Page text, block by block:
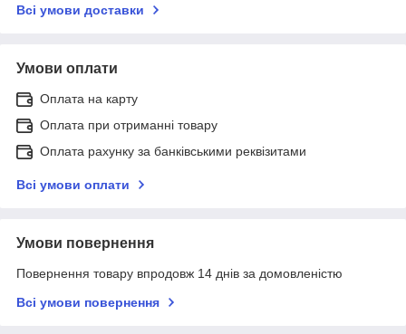
Всі умови доставки
Умови оплати
Оплата на карту
Оплата при отриманні товару
Оплата рахунку за банківськими реквізитами
Всі умови оплати
Умови повернення
Повернення товару впродовж 14 днів за домовленістю
Всі умови повернення